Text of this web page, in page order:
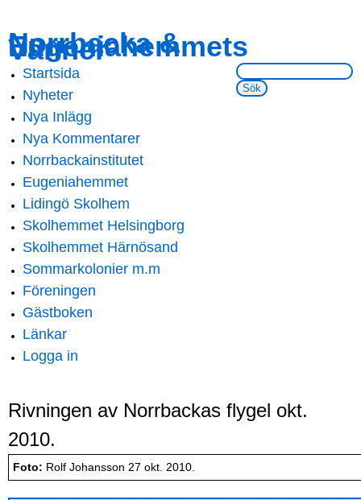
main
content
navigation
Norrbacka &
Eugeniahemmets
Vänner
Sök på webbsidan:
Main menu
Startsida
Nyheter
Nya Inlägg
Nya Kommentarer
Norrbackainstitutet
Eugeniahemmet
Lidingö Skolhem
Skolhemmet Helsingborg
Skolhemmet Härnösand
Sommarkolonier m.m
Föreningen
Gästboken
Länkar
Logga in
Rivningen av Norrbackas flygel okt.
2010.
Foto: Rolf Johansson 27 okt. 2010.